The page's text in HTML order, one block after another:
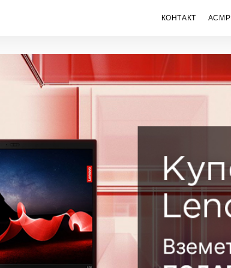
КОНТАКТ ACMP